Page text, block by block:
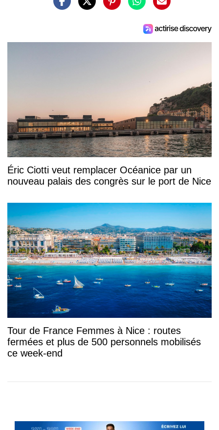
Éric Ciotti veut remplacer Océanice par un
nouveau palais des congrès sur le port de Nice
Tour de France Femmes à Nice : routes
fermées et plus de 500 personnels mobilisés
ce week-end